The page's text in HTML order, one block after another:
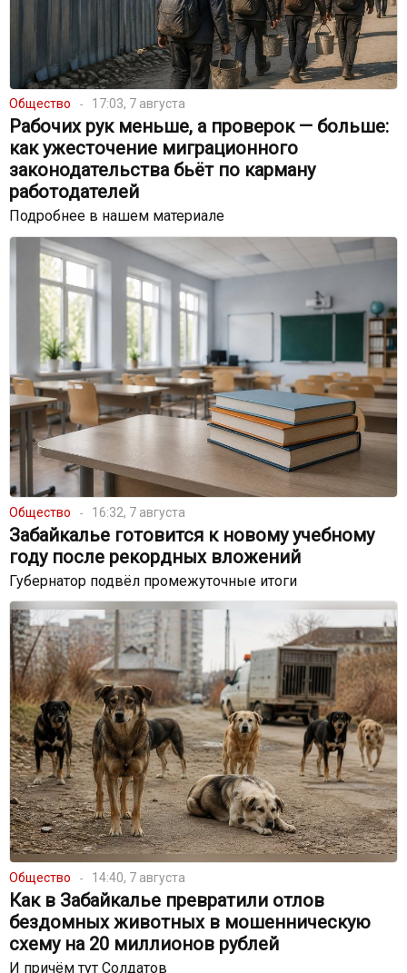
Общество 17:03, 7 августа
Рабочих рук меньше, а проверок — больше:
как ужесточение миграционного
законодательства бьёт по карману
работодателей
Подробнее в нашем материале
Общество 16:32, 7 августа
Забайкалье готовится к новому учебному
году после рекордных вложений
Губернатор подвёл промежуточные итоги
Общество 14:40, 7 августа
Как в Забайкалье превратили отлов
бездомных животных в мошенническую
схему на 20 миллионов рублей
И причём тут Солдатов